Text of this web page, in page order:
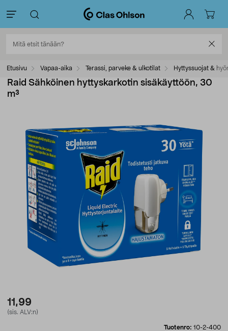
Etusivu Vapaa-aika Terassi, parveke & ulkotilat Hyttyssuojat &
Raid Sähköinen hyttyskarkotin sisäkäyttöön, 30
m³
11,99
(sis. ALV:n)
Tuotenro: 10-2-400